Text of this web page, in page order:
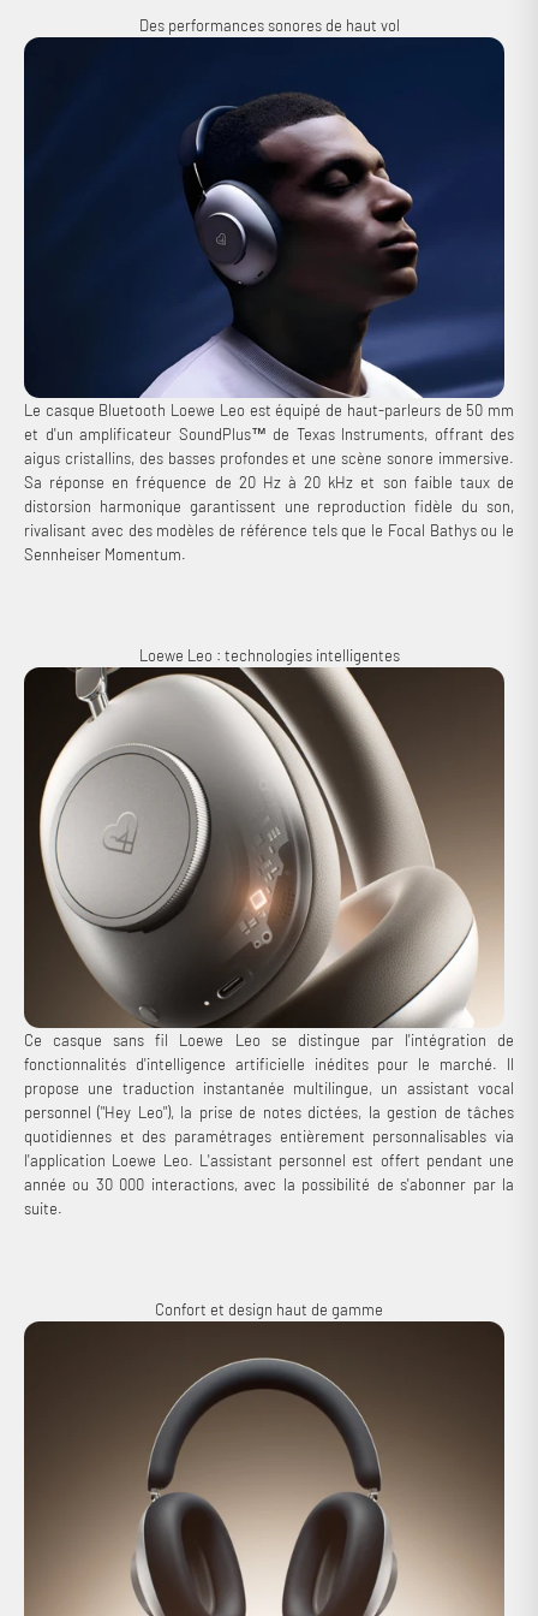
Des performances sonores de haut vol
Le casque Bluetooth Loewe Leo est équipé de haut-parleurs de 50 mm
et d'un amplificateur SoundPlus™ de Texas Instruments, offrant des
aigus cristallins, des basses profondes et une scène sonore immersive.
Sa réponse en fréquence de 20 Hz à 20 kHz et son faible taux de
distorsion harmonique garantissent une reproduction fidèle du son,
rivalisant avec des modèles de référence tels que le Focal Bathys ou le
Sennheiser Momentum.
Loewe Leo : technologies intelligentes
Ce casque sans fil Loewe Leo se distingue par l'intégration de
fonctionnalités d'intelligence artificielle inédites pour le marché. Il
propose une traduction instantanée multilingue, un assistant vocal
personnel ("Hey Leo"), la prise de notes dictées, la gestion de tâches
quotidiennes et des paramétrages entièrement personnalisables via
l'application Loewe Leo. L'assistant personnel est offert pendant une
année ou 30 000 interactions, avec la possibilité de s'abonner par la
suite.
Confort et design haut de gamme